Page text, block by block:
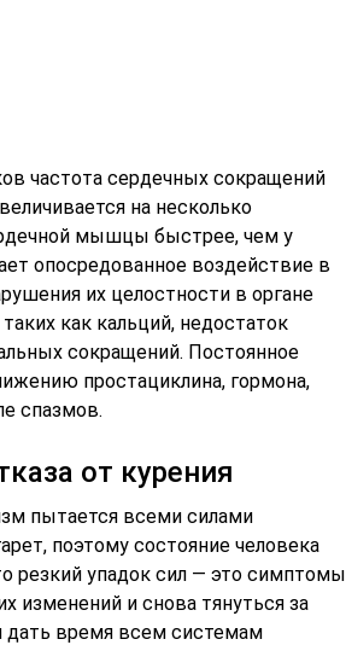
частота сердечных сокращений
на несколько
мышцы быстрее, чем у
опосредованное воздействие в
их целостности в органе
как кальций, недостаток
сокращений. Постоянное
простациклина, гормона,
спазмов.
от курения
пытается всеми силами
поэтому состояние человека
резкий упадок сил — это симптомы
изменений и снова тянуться за
дать время всем системам